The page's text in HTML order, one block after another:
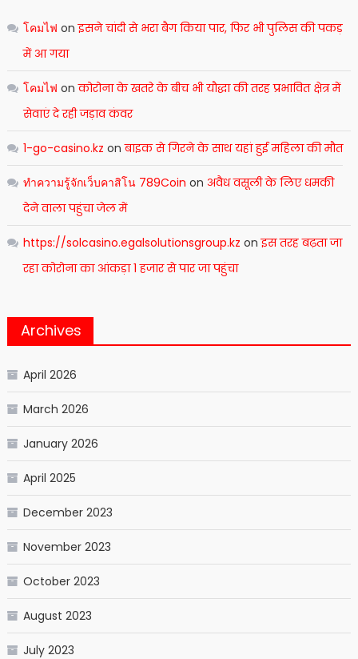
โคมไฟ onइसने चांदी से भरा बैग किया पार, फिर भी पुलिस की पकड़
में आ गया
โคมไฟ onकोरोना के खतरे के बीच भी यौद्धा की तरह प्रभावित क्षेत्र में
सेवाएं दे रही जड़ाव कंवर
1-go-casino.kz onबाइक से गिरने के साथ यहां हुई महिला की मौत
ทำความรู้จักเว็บคาสิโน 789Coin on अवैध वसूली के लिए धमकी
देने वाला पहुंचा जेल में
https://solcasino.egalsolutionsgroup.kz onइस तरह बढ़ता जा
रहा कोरोना का आंकड़ा 1 हजार से पार जा पहुंचा
Archives
April 2026
March 2026
January 2026
April 2025
December 2023
November 2023
October 2023
August 2023
July 2023